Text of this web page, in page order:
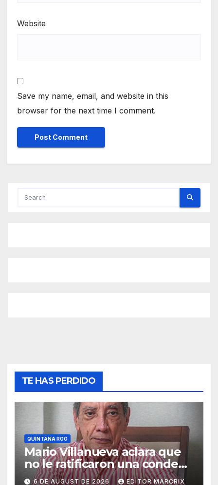
Website
Save my name, email, and website in this
browser for the next time I comment.
TE HAS PERDIDO
QUINTANA ROO
Mario Villanueva aclara que
no le ratificaron una condena
de 36 años; sentencia
6 DE AUGUST DE 2026 EDITOR MARCRIX